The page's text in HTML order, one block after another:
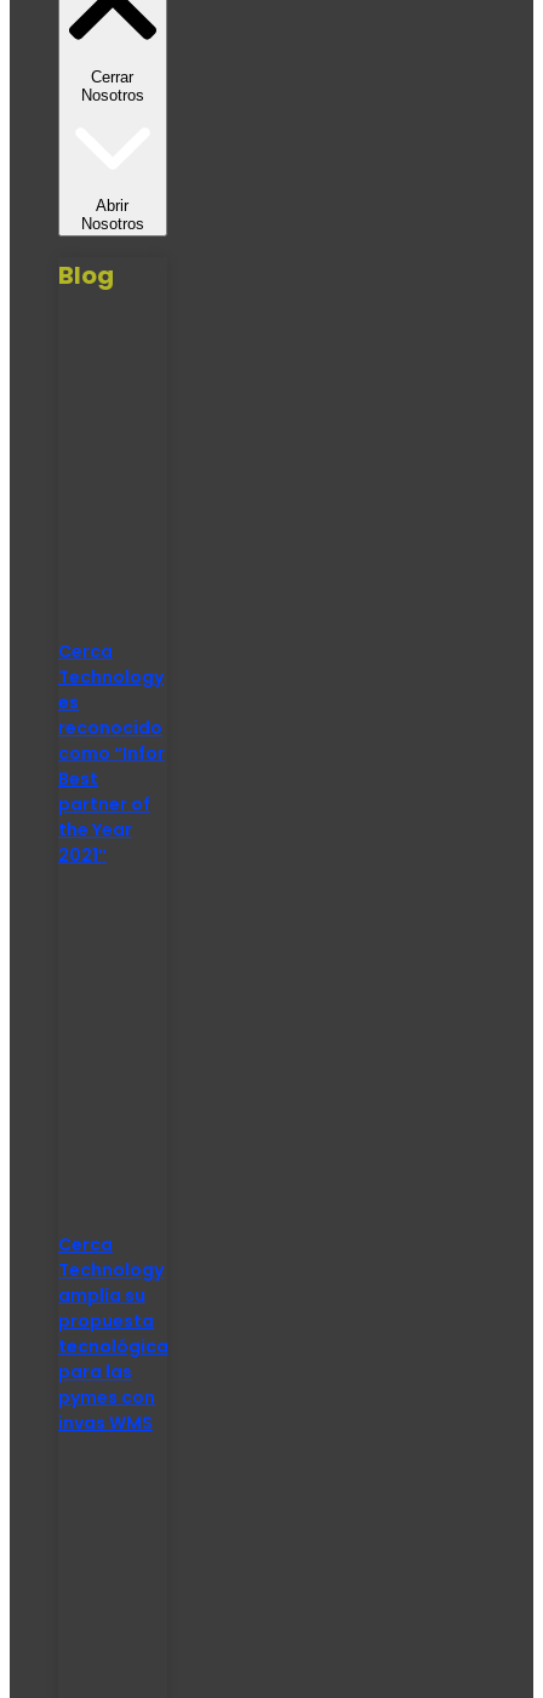
Cerrar
Nosotros
Abrir
Nosotros
Blog
Cerca
Technology
es
reconocido
como “Infor
Best
partner of
the Year
2021″
Cerca
Technology
amplía su
propuesta
tecnológica
para las
pymes con
invas WMS